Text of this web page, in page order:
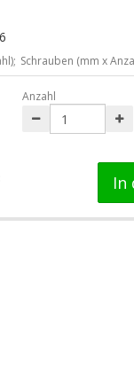
Schrauben (mm x
Anzahl
In